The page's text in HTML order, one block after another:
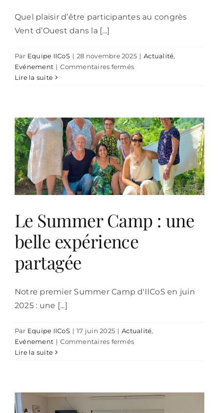
Quel plaisir d’être participantes au congrès
Vent d’Ouest dans la [...]
Par Equipe IICoS | 28 novembre 2025 | Actualité,
Evénement | Commentaires ferméssur
d’Ouest
avec
Pégase
–
St
Malo
:
l’adolescent.e
sa
famille.
Lire la suite
Le Summer Camp : une
belle expérience
partagée
Notre premier Summer Camp d'IICoS en juin
2025 : une [...]
Par Equipe IICoS | 17 juin 2025 | Actualité,
Evénement | Commentaires ferméssur
une
Lire la suite